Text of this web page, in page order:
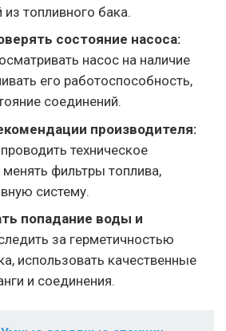
из топливного бака.
состояние насоса:
насос на наличие
его работоспособность,
соединений.
производителя:
техническое
фильтры топлива,
систему.
попадание воды и
за герметичностью
использовать качественные
и соединения.